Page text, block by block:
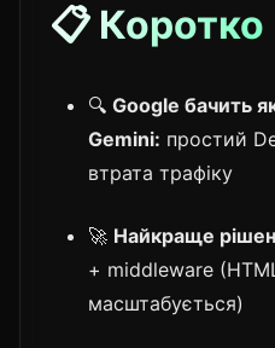
📋 Коротко
🔍 Google бачить
Gemini: простий
втрата трафіку
🚀 Найкраще
+ middleware
масштабується)